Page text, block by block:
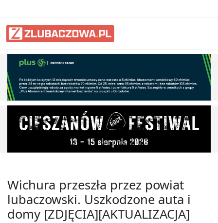
Wichura przeszła przez powiat
lubaczowski. Uszkodzone auta i
domy [ZDJĘCIA][AKTUALIZACJA]